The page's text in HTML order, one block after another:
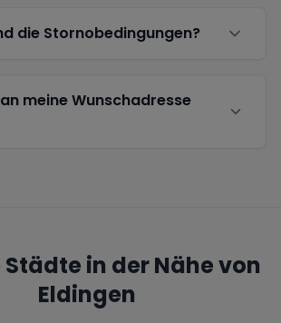
die Stornobedingungen?
meine Wunschadresse
in der Nähe von
Eldingen